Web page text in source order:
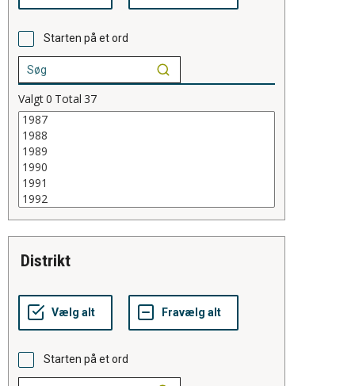
Starten på et ord
Valgt0 Total 37
distrikt
Starten på et ord